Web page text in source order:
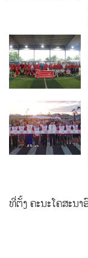
ທີ່ຕັ້ງ ຄະນະໂຄສະນ